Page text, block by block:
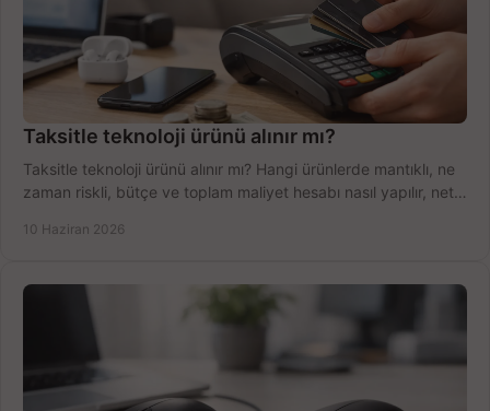
Taksitle teknoloji ürünü alınır mı?
Taksitle teknoloji ürünü alınır mı? Hangi ürünlerde mantıklı, ne
zaman riskli, bütçe ve toplam maliyet hesabı nasıl yapılır, net
10 Haziran 2026